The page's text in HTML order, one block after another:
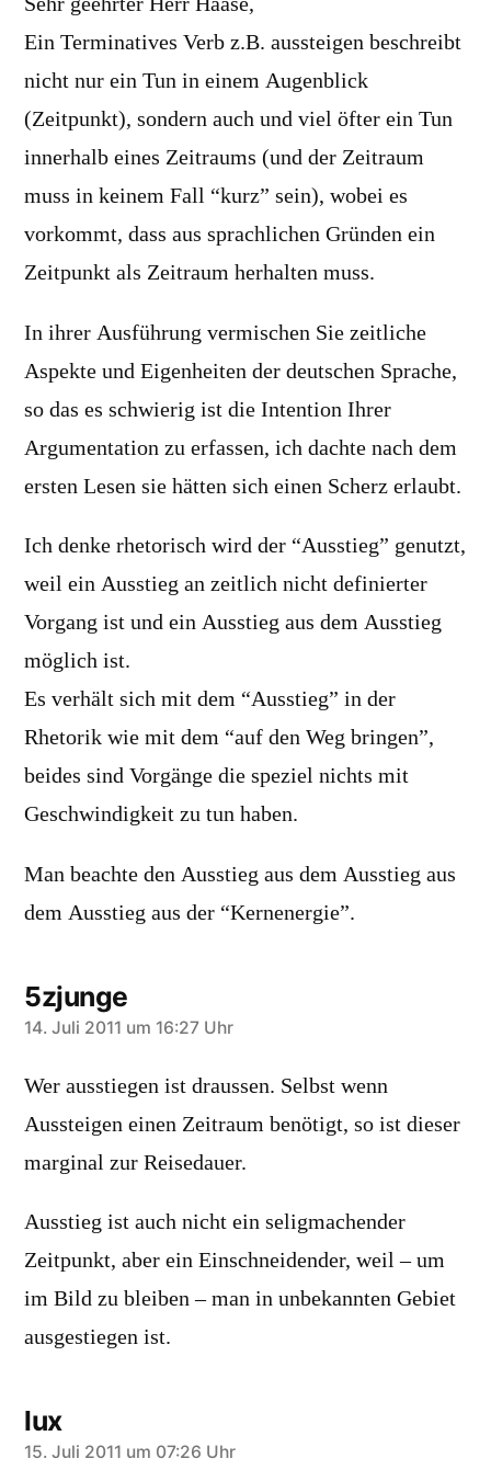
Ein Terminatives Verb z.B. aussteigen beschreibt
nicht nur ein Tun in einem Augenblick
(Zeitpunkt), sondern auch und viel öfter ein Tun
innerhalb eines Zeitraums (und der Zeitraum
muss in keinem Fall “kurz” sein), wobei es
vorkommt, dass aus sprachlichen Gründen ein
Zeitpunkt als Zeitraum herhalten muss.
In ihrer Ausführung vermischen Sie zeitliche
Aspekte und Eigenheiten der deutschen Sprache,
so das es schwierig ist die Intention Ihrer
Argumentation zu erfassen, ich dachte nach dem
ersten Lesen sie hätten sich einen Scherz erlaubt.
Ich denke rhetorisch wird der “Ausstieg” genutzt,
weil ein Ausstieg an zeitlich nicht definierter
Vorgang ist und ein Ausstieg aus dem Ausstieg
möglich ist.
Es verhält sich mit dem “Ausstieg” in der
Rhetorik wie mit dem “auf den Weg bringen”,
beides sind Vorgänge die speziel nichts mit
Geschwindigkeit zu tun haben.
Man beachte den Ausstieg aus dem Ausstieg aus
dem Ausstieg aus der “Kernenergie”.
5zjunge
sagt:
14. Juli 2011 um 16:27 Uhr
Wer ausstiegen ist draussen. Selbst wenn
Aussteigen einen Zeitraum benötigt, so ist dieser
marginal zur Reisedauer.
Ausstieg ist auch nicht ein seligmachender
Zeitpunkt, aber ein Einschneidender, weil – um
im Bild zu bleiben – man in unbekannten Gebiet
ausgestiegen ist.
lux
sagt:
15. Juli 2011 um 07:26 Uhr